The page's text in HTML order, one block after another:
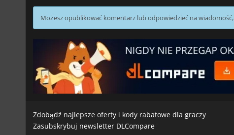
Możesz opublikować komentarz lub odpowiedzieć na wiadomość,
Zdobądź najlepsze oferty i kody rabatowe dla graczy
Zasubskrybuj newsletter DLCompare